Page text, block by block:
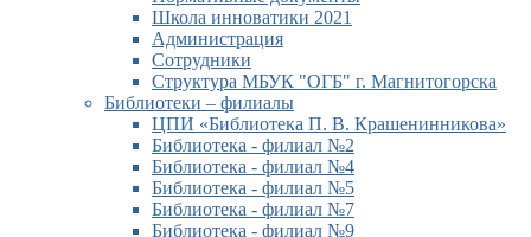
Школа инноватики 2021
Администрация
Сотрудники
Структура МБУК "ОГБ" г. Магнитогорска
Библиотеки – филиалы
ЦПИ «Библиотека П. В. Крашенинникова»
Библиотека - филиал №2
Библиотека - филиал №4
Библиотека - филиал №5
Библиотека - филиал №7
Библиотека - филиал №9